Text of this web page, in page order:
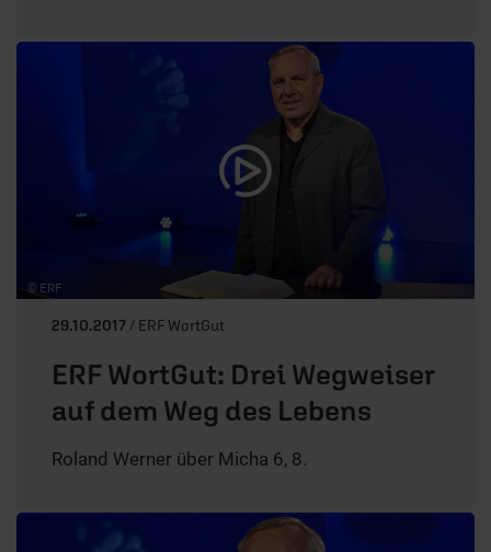
© ERF
29.10.2017 / ERF WortGut
ERF WortGut: Drei Wegweiser
auf dem Weg des Lebens
Roland Werner über Micha 6, 8.